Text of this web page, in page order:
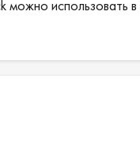
можно использовать